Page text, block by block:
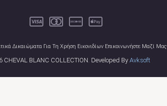
Δικαιώματα Για Τη Χρήση Εικονιδίων Επικοινωνήστε Μαζί Μας
CHEVAL BLANC COLLECTION. Developed By Avksoft